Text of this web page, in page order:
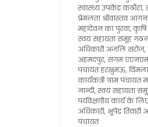
स्वास्थ्य उपकेंद्र
प्रेमलता श्रीवास्तव
महादेवन का पुरवा,
स्वयं सहायता समूह
अधिकारी अंजलि सरोज,
अहमदपुर, संगम एएनएम
पंचायत हरखुमऊ, विमला
कार्यकत्री ग्राम
नान्दी, स्वयं सहायता
पर्यवेक्षणीय कार्य के
अधिकारी, भूपेंद्र
पंचायत